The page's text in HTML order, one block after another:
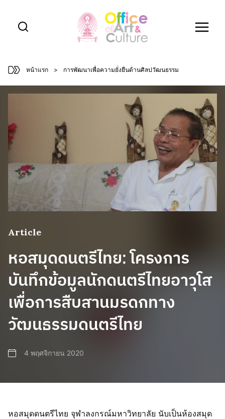
content
หน้าแรก > การพัฒนาเพื่อความยั่งยืนด้านศิลปวัฒนธรรม
Article
หอสมุดดนตรีไทย: โครงการ
บันทึกข้อมูลนักดนตรีไทยอาวุโส
เพื่อการสืบสานมรดกทาง
วัฒนธรรมดนตรีไทย
4 พฤศจิกายน 2020
หอสมุดดนตรีไทย จุฬาลงกรณ์มหาวิทยาลัย นับเป็นห้องสมุด